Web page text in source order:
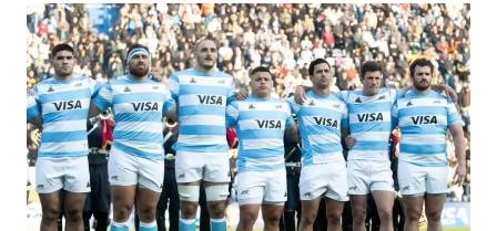
Plantel
confirmado
para
los
primeros
compromisos
del
Rugby
Championship